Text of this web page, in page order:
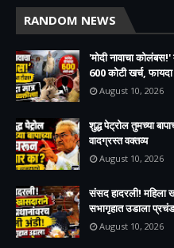
RANDOM NEWS
'मोदी नावाचा
600 कोटी खर्च,
August 10, 2026
शुद्ध पेट्रोल तुमच्या
वादग्रस्त वक्तव्य
August 10, 2026
संसद हादरली! महिला
सभागृहात उडाला
August 10, 2026